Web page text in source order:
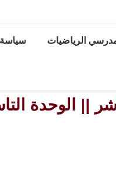
الرياضيات
الوحدة